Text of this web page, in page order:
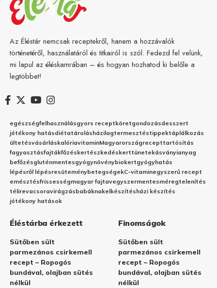
Az Éléstár nemcsak receptekről, hanem a hozzávalók
történetéről, használatáról és titkairól is szól. Fedezd fel velünk,
mi lapul az éléskamrában – és hogyan hozhatod ki belőle a
legtöbbet!
egészségfelhasználásgyors receptköretgondozásdesszert
jótékony hatásdiétatárolásházilagtermesztéstippektáplálkozás
ültetésvásárláskalóriavitaminMagyarországrecepttartósítás
fagyasztásfajtákfőzéskertészkedéskerttünetekásványianyag
befőzésgluténmentesgyógynövénybiokertgyógyhatás
lépésről lépésresüteménybetegségekC-vitaminegyszerű recept
emésztésfrissességmagyar fajtavegyszermentesméregtelenítés
télirevacsoravirágzásbabáknakelkészítésházi készítés
jótékony hatások
Éléstárba érkezett
Sütőben sült
parmezános csirkemell
recept – Ropogós
bundával, olajban sütés
nélkül
Finomságok
Sütőben sült
parmezános csirkemell
recept – Ropogós
bundával, olajban sütés
nélkül